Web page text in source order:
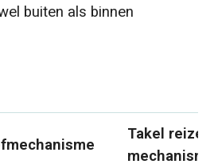
buiten als binnen
Takel